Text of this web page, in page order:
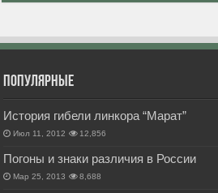
Популярные
История гибели линкора “Марат”
Июл 11, 2012 12,856
Погоны и знаки различия в России
Мар 25, 2013 8,688